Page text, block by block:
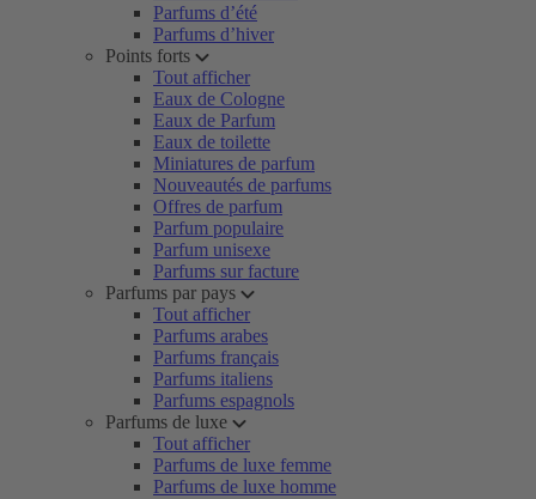
Parfums d’été
Parfums d’hiver
Points forts
Tout afficher
Eaux de Cologne
Eaux de Parfum
Eaux de toilette
Miniatures de parfum
Nouveautés de parfums
Offres de parfum
Parfum populaire
Parfum unisexe
Parfums sur facture
Parfums par pays
Tout afficher
Parfums arabes
Parfums français
Parfums italiens
Parfums espagnols
Parfums de luxe
Tout afficher
Parfums de luxe femme
Parfums de luxe homme